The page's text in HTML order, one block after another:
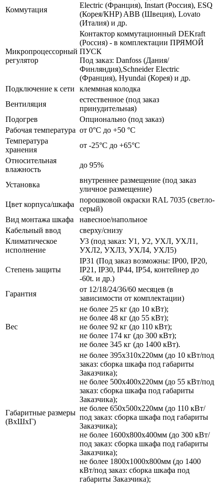
Коммутация
Electric (Франция), Instart (Россия), ESQ
(Корея/КНР) ABB (Швеция), Lovato
(Италия) и др.
Микропроцессорный
регулятор
Контактор коммутационный DEKraft
(Россия) - в комплектации ПРЯМОЙ
ПУСК
Под заказ: Danfoss (Дания/
Финляндия),Schneider Electric
(Франция), Hyundai (Корея) и др.
Подключение к сети
клеммная колодка
Вентиляция
естественное (под заказ
принудительная)
Подогрев
Опционально (под заказ)
Рабочая температура от 0°C до +50 °C
Температура
хранения
от -25°C до +65°C
Относительная
влажность
до 95%
Установка
внутреннее размещение (под заказ
уличное размещение)
Цвет корпуса/шкафа
порошковой окраски RAL 7035 (светло-
серый)
Вид монтажа шкафа
навесное/напольное
Кабельный ввод
сверху/снизу
Климатическое
исполнение
У3 (под заказ: У1, У2, УХЛ, УХЛ1,
УХЛ2, УХЛ3, УХЛ4, УХЛ5)
Степень защиты
IP31 (Под заказ возможны: IP00, IP20,
IP21, IP30, IP44, IP54, контейнер до
-60t. и др.)
Гарантия
от 12/18/24/36/60 месяцев (в
зависимости от комплектации)
Вес
не более 25 кг (до 10 кВт);
не более 48 кг (до 55 кВт);
не более 92 кг (до 110 кВт);
не более 174 кг (до 300 кВт);
не более 345 кг (до 1400 кВт).
Габаритные размеры
(ВхШхГ)
не более 395х310х220мм (до 10 кВт/под
заказ: сборка шкафа под габариты
Заказчика);
не более 500х400х220мм (до 55 кВт/под
заказ: сборка шкафа под габариты
Заказчика);
не более 650х500х220мм (до 110 кВт/
под заказ: сборка шкафа под габариты
Заказчика);
не более 1600х800х400мм (до 300 кВт/
под заказ: сборка шкафа под габариты
Заказчика);
не более 1800х1000х800мм (до 1400
кВт/под заказ: сборка шкафа под
габариты Заказчика);